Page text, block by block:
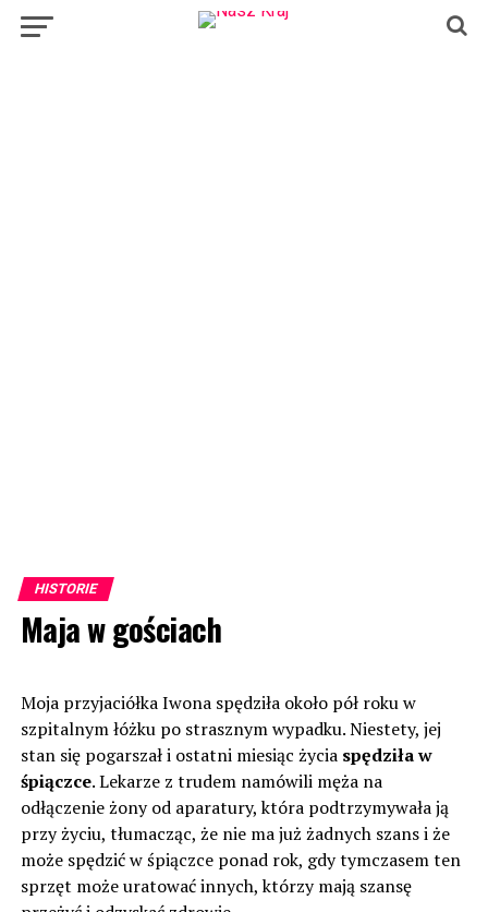
HISTORIE
Maja w gościach
Moja przyjaciółka Iwona spędziła około pół roku w
szpitalnym łóżku po strasznym wypadku. Niestety, jej
stan się pogarszał i ostatni miesiąc życia spędziła w
śpiączce. Lekarze z trudem namówili męża na
odłączenie żony od aparatury, która podtrzymywała ją
przy życiu, tłumacząc, że nie ma już żadnych szans i że
może spędzić w śpiączce ponad rok, gdy tymczasem ten
sprzęt może uratować innych, którzy mają szansę